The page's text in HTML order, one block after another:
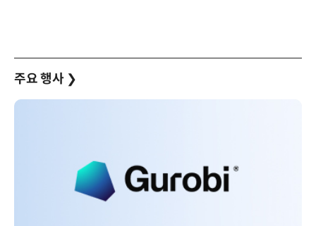
주요 행사 ❯